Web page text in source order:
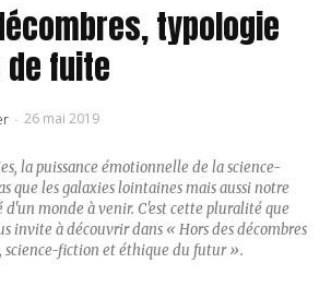
typologie
fuite
- 26 mai 2019
la puissance émotionnelle de la science-
que les galaxies lointaines mais aussi notre
d'un monde à venir. C'est cette pluralité que
invite à découvrir dans « Hors des décombres
science-fiction et éthique du futur ».